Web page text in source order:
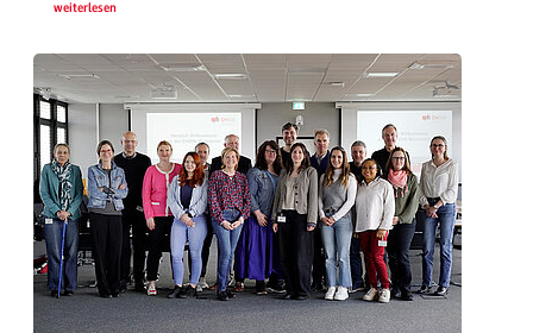
weiterlesen